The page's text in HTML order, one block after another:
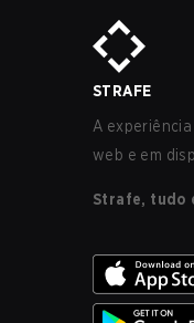
STRAFE
A experiência
web e em
Strafe, tudo